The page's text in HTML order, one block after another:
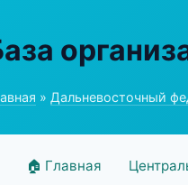
» Дальневосточный
🏠 Главная